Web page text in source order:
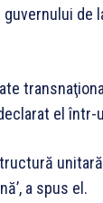
de
el
a spus el.